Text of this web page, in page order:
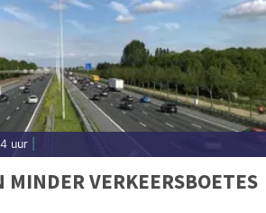
uur
VERKEERSBOETES